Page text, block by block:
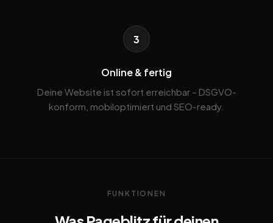
3
Online & fertig
Deine Website ist sofort erreichbar – DSGVO-
konform, mobiloptimiert und SEO-ready.
FUNKTIONEN